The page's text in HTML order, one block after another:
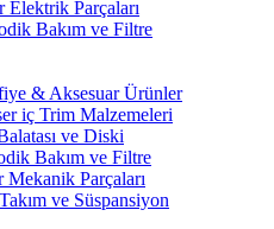
Elektrik Parçaları
Bakım ve Filtre
& Aksesuar Ürünler
iç Trim Malzemeleri
ve Diski
Bakım ve Filtre
Parçaları
ve Süspansiyon